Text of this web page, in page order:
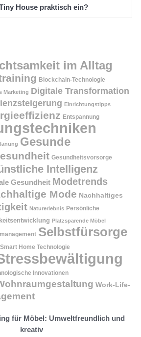
House praktisch ein?
im Alltag
Blockchain-Technologie
Marketing Digitale Transformation
Einrichtungstipps
Entspannung
Gesunde
Gesundheitsvorsorge
Intelligenz
Gesundheit Modetrends
Mode Nachhaltiges
Naturerlebnis Persönliche
Platzsparende Möbel
Selbstfürsorge
Smart Home Technologie
Innovationen
Work-Life-
für Möbel: Umweltfreundlich und
kreativ